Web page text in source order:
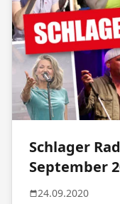
Schlager
September
24.09.2020